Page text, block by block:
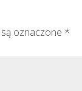
oznaczone *